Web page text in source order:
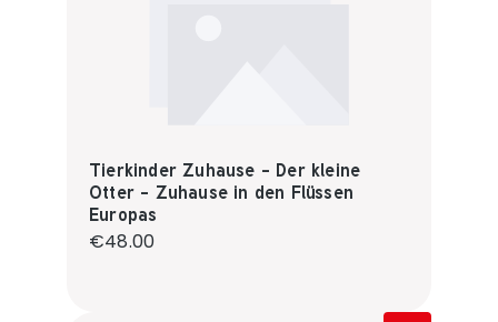
Tierkinder Zuhause - Der kleine
Otter - Zuhause in den Flüssen
Europas
Regular price:
€48.00